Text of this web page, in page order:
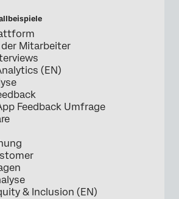
Mitarbeiter
(EN)
Feedback Umfrage
& Inclusion (EN)